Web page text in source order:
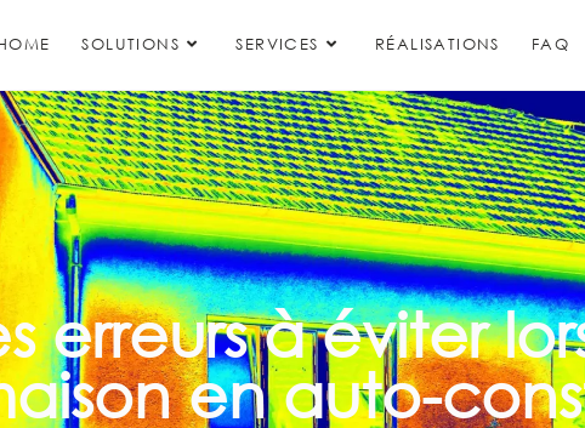
SOLUTIONS SERVICES RÉALISATIONS FAQ
erreurs à éviter
en auto-